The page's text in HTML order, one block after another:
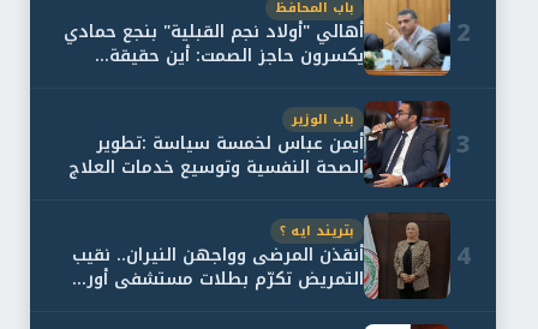
2
باب المحافظ
أهالي "أولاد نجم القبلية" بنجع حمادي
يكسرون حاجز الصمت: أين حقيقة...
3
باب الوزير
أيمن عباس لخمسة سياسة :تطوير
الصحة النفسية وتوسيع خدمات العلاج
4
بتريند ايه ؟
أنقذن المرضى وواجهن النيران.. نقيب
التمريض تكرّم بطلات مستشفى أور...